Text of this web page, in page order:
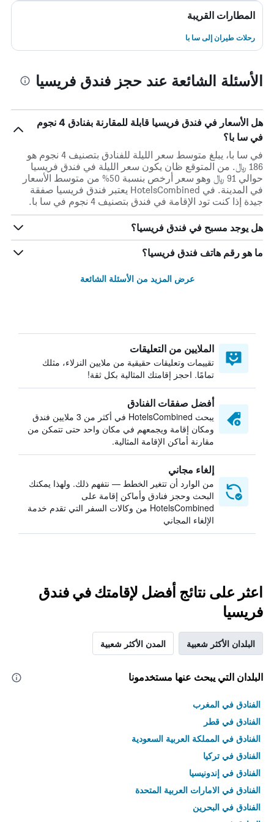
المطارات القريبة
رحلات طيران إلى سا با
الأسئلة الشائعة عند حجز فندق فريسيا
هل الأسعار في فندق فريسيا قابلة للمقارنة بفنادق 4 نجوم
في سا با؟
في سا با، يبلغ متوسط ​​سعر الليلة للفنادق بتصنيف 4 نجوم هو
186 ﷼. من المتوقع ظان يكون سعر الليلة في فندق فريسيا
حوالي 91 ﷼ وهو سعر أرخص بنسبة 50% من متوسط الأسعار
في المدينة. في HotelsCombined يعتبر فندق فريسيا صفقة
جيدة إذا كنت تود الإقامة في فندق بتصنيف 4 نجوم في سا با.
هل يوجد مسبح في فندق فريسيا؟
ما هو رقم هاتف فندق فريسيا؟
عرض المزيد من الأسئلة الشائعة
الملايين من التعليقات
تقييمات وتعليقات حقيقية من ملايين النزلاء، مثلك
تمامًا. احجز إقامتك المثالية بكل ثقة!
أفضل صفقات الفنادق
يبحث HotelsCombined في أكثر من 3 ملايين فندق
ومكان إقامة ويجمعهم في مكان واحد حتى تتمكن من
مقارنة أماكن الإقامة المثالية.
إلغاء مجاني
من الوارد أن تتغير الخطط — نتفهم ذلك. ولهذا يمكنك
البحث وحجز فنادق وأماكن إقامة على
HotelsCombined من وكالات السفر التي تقدم خدمة
الإلغاء المجاني
اعثر على نتائج أفضل لإقامتك في فندق
فريسيا
البلدان الأكثر شعبية المدن الأكثر شعبية
البلدان التي يبحث عنها مستخدمونا
الفنادق في المغرب
الفنادق في قطر
الفنادق في المملكة العربية السعودية
الفنادق في تركيا
الفنادق في إندونيسيا
الفنادق في الامارات العربية المتحدة
الفنادق في البحرين